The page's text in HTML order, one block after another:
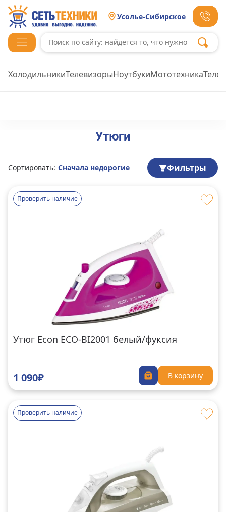
Усолье-Сибирское
ХолодильникиТелевизорыНоутбукиМототехника
Утюги
Сортировать: Сначала недорогие Фильтры
Проверить наличие
Утюг Econ ECO-BI2001 белый/фуксия
1 090₽ В корзину
Проверить наличие